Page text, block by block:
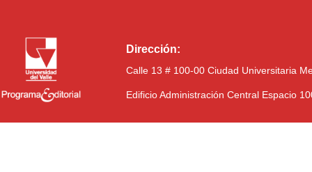
Dirección:
Calle 13 # 100-00 Ciudad Universitaria
Edificio Administración Central Espacio